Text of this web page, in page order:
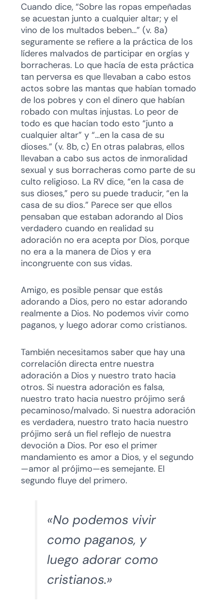
Cuando dice, “Sobre las ropas empeñadas
se acuestan junto a cualquier altar; y el
vino de los multados beben…” (v. 8a)
seguramente se refiere a la práctica de los
líderes malvados de participar en orgías y
borracheras. Lo que hacía de esta práctica
tan perversa es que llevaban a cabo estos
actos sobre las mantas que habían tomado
de los pobres y con el dinero que habían
robado con multas injustas. Lo peor de
todo es que hacían todo esto “junto a
cualquier altar” y “…en la casa de su
dioses.” (v. 8b, c) En otras palabras, ellos
llevaban a cabo sus actos de inmoralidad
sexual y sus borracheras como parte de su
culto religioso. La RV dice, “en la casa de
sus dioses,” pero su puede traducir, “en la
casa de su dios.” Parece ser que ellos
pensaban que estaban adorando al Dios
verdadero cuando en realidad su
adoración no era acepta por Dios, porque
no era a la manera de Dios y era
incongruente con sus vidas.
Amigo, es posible pensar que estás
adorando a Dios, pero no estar adorando
realmente a Dios. No podemos vivir como
paganos, y luego adorar como cristianos.
También necesitamos saber que hay una
correlación directa entre nuestra
adoración a Dios y nuestro trato hacia
otros. Si nuestra adoración es falsa,
nuestro trato hacia nuestro prójimo será
pecaminoso/malvado. Si nuestra adoración
es verdadera, nuestro trato hacia nuestro
prójimo será un fiel reflejo de nuestra
devoción a Dios. Por eso el primer
mandamiento es amor a Dios, y el segundo
—amor al prójimo—es semejante. El
segundo fluye del primero.
«No podemos vivir
como paganos, y
luego adorar como
cristianos.»